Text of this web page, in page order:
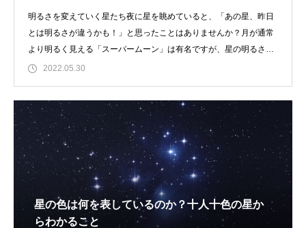
明るさを変えていく星たち夜に星を眺めていると、「あの星、昨日
とは明るさが違うかも！」と思ったことはありませんか？月が通常
より明るく見える「スーパームーン」は有名ですが、星の明るさは
いつ見ても変わら
2022.05.30
星の色は何を表しているのか？十人十色の星か
らわかること